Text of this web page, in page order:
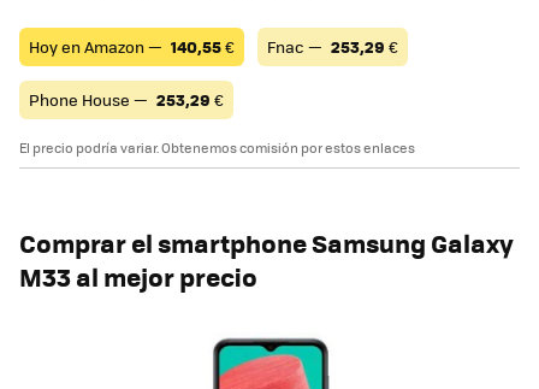
Hoy en Amazon — 140,55€ Fnac — 253,29 €
Phone House — 253,29 €
El precio podría variar. Obtenemos comisión por estos enlaces
Comprar el smartphone Samsung Galaxy
M33 al mejor precio